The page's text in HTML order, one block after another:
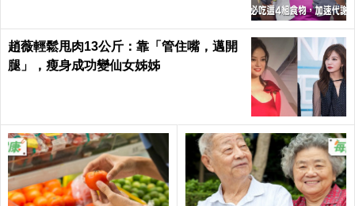
趙薇輕鬆甩肉13公斤：靠「管住嘴，邁開
腿」，瘦身成功變仙女姊姊